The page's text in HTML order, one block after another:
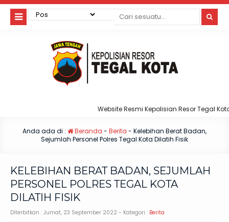
Website Resmi Kepolisian Resor Tegal Kota
Anda ada di : Beranda - Berita - Kelebihan Berat Badan,
Sejumlah Personel Polres Tegal Kota Dilatih Fisik
KELEBIHAN BERAT BADAN, SEJUMLAH
PERSONEL POLRES TEGAL KOTA
DILATIH FISIK
Diterbitkan : Jumat, 23 September 2022 - Kategori : Berita